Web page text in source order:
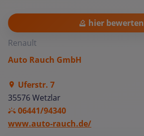
hier bewerten
Renault
Auto Rauch GmbH
Uferstr. 7
35576 Wetzlar
06441/94340
www.auto-rauch.de/